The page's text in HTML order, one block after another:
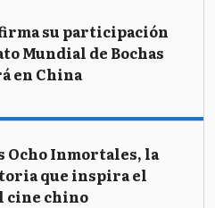
su participación
Mundial de Bochas
en China
Ocho Inmortales, la
que inspira el
cine chino